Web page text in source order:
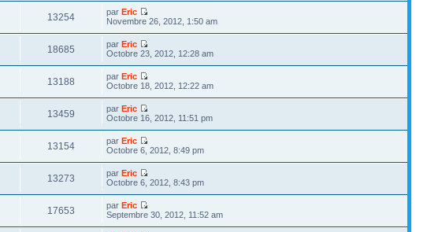
13254 parEric
Novembre 26, 2012, 1:50 am
18685 parEric
Octobre 23, 2012, 12:28 am
13188 parEric
Octobre 18, 2012, 12:22 am
13459 parEric
Octobre 16, 2012, 11:51 pm
13154 parEric
Octobre 6, 2012, 8:49 pm
13273 parEric
Octobre 6, 2012, 8:43 pm
17653 parEric
Septembre 30, 2012, 11:52 am